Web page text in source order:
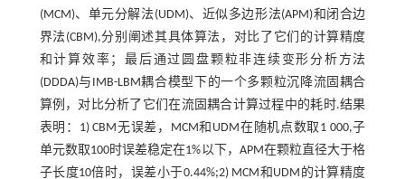
(MCM)、单元分解法(UDM)、近似多边形法(APM)和闭合边
界法(CBM),分别阐述其具体算法，对比了它们的计算精度
和计算效率；最后通过圆盘颗粒非连续变形分析方法
(DDDA)与IMB-LBM耦合模型下的一个多颗粒沉降流固耦合
算例，对比分析了它们在流固耦合计算过程中的耗时.结果
表明：1) CBM无误差，MCM和UDM在随机点数取1 000,子
单元数取100时误差稳定在1%以下，APM在颗粒直径大于格
子长度10倍时，误差小于0.44%;2) MCM和UDM的计算精度